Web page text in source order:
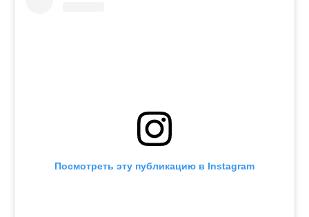
Посмотреть эту публикацию в Instagram